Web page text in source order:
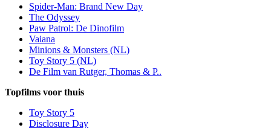
Spider-Man: Brand New Day
The Odyssey
Paw Patrol: De Dinofilm
Vaiana
Minions & Monsters (NL)
Toy Story 5 (NL)
De Film van Rutger, Thomas & P..
Topfilms voor thuis
Toy Story 5
Disclosure Day